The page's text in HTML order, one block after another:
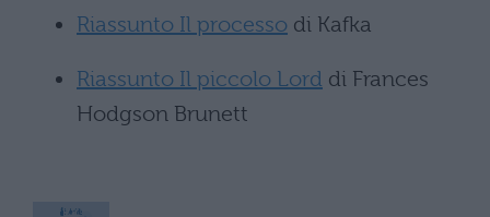
Riassunto Il processo di Kafka
Riassunto Il piccolo Lord di Frances
Hodgson Brunett